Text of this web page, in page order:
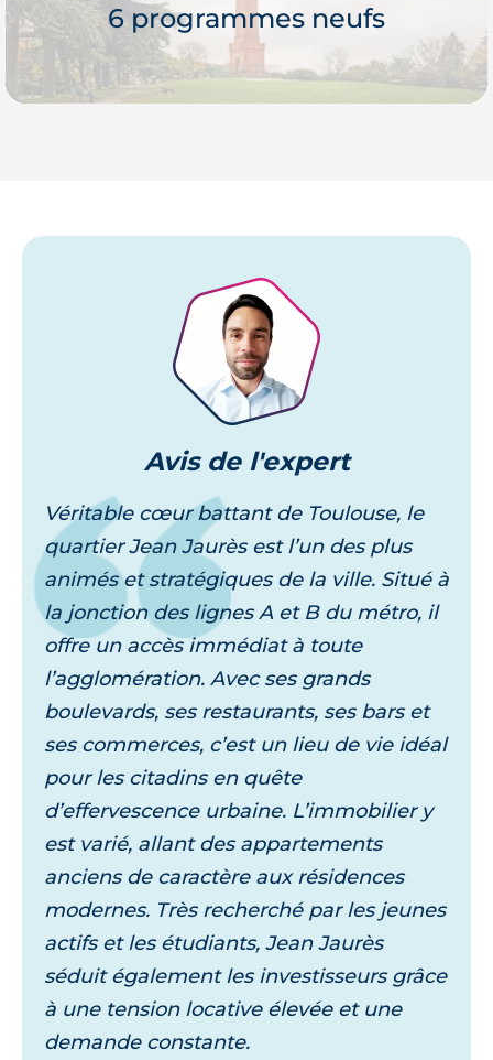
6 programmes neufs
Je découvre
Avisde l'expert
Véritable cœur battant de Toulouse, le
quartier Jean Jaurès est l’un des plus
animés et stratégiques de la ville. Situé à
la jonction des lignes A et B du métro, il
offre un accès immédiat à toute
l’agglomération. Avec ses grands
boulevards, ses restaurants, ses bars et
ses commerces, c’est un lieu de vie idéal
pour les citadins en quête
d’effervescence urbaine. L’immobilier y
est varié, allant des appartements
anciens de caractère aux résidences
modernes. Très recherché par les jeunes
actifs et les étudiants, Jean Jaurès
séduit également les investisseurs grâce
à une tension locative élevée et une
demande constante.